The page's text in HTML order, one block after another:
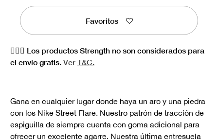
Favoritos
🏋🏻‍♀️ Los productos Strength no son considerados para
el envío gratis. Ver T&C.
Gana en cualquier lugar donde haya un aro y una piedra
con los Nike Street Flare. Nuestro patrón de tracción de
espiguilla de siempre cuenta con goma adicional para
ofrecer un excelente agarre. Nuestra última entresuela